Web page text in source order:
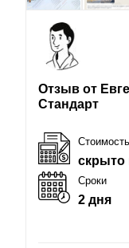
Отзыв от
Стандарт
Стоимость
скрыто
Сроки
2 дня